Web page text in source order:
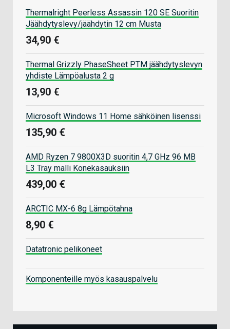
Thermalright Peerless Assassin 120 SE Suoritin
Jäähdytyslevy/jäähdytin 12 cm Musta
34,90 €
Thermal Grizzly PhaseSheet PTM jäähdytyslevyn
yhdiste Lämpöalusta 2 g
13,90 €
Microsoft Windows 11 Home sähköinen lisenssi
135,90 €
AMD Ryzen 7 9800X3D suoritin 4,7 GHz 96 MB
L3 Tray malli Konekasauksiin
439,00 €
ARCTIC MX-6 8g Lämpötahna
8,90 €
Datatronic pelikoneet
Komponenteille myös kasauspalvelu